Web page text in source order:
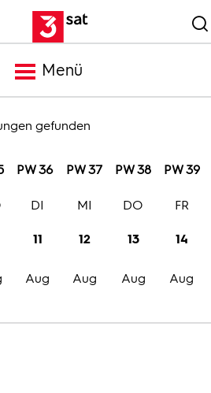
Menü
Meldungen
Programm
Trailer
Bilder
gefunden
PW 36 PW 37 PW 38 PW 39
11
Aug
DI
12
Aug
MI
13
Aug
DO
14
Aug
FR